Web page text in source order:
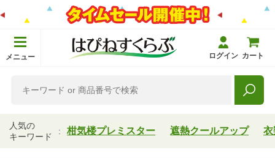
メニュー ログイン カート
人気の
キーワード
柑気楼プレミスター 遮熱クールアップ 衣